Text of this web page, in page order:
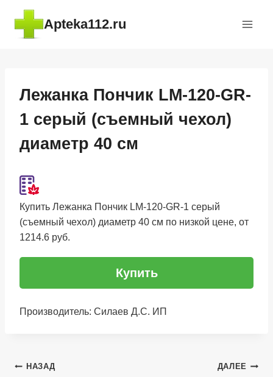
Перейти
содержимому
Apteka112.ru
Лежанка Пончик LM-120-GR-
1 серый (съемный чехол)
диаметр 40 см
Купить Лежанка Пончик LM-120-GR-1 серый
(съемный чехол) диаметр 40 см по низкой цене, от
1214.6 руб.
Купить
Производитель: Силаев Д.С. ИП
Навигация
НАЗАД ДАЛЕЕ